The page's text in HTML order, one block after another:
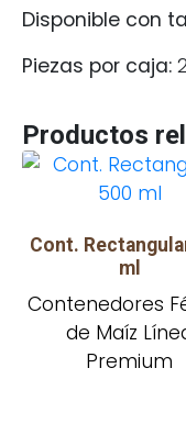
Disponible con
Piezas por caja:
Productos
Cont.
ml
Contenedores
de Maíz
Premium